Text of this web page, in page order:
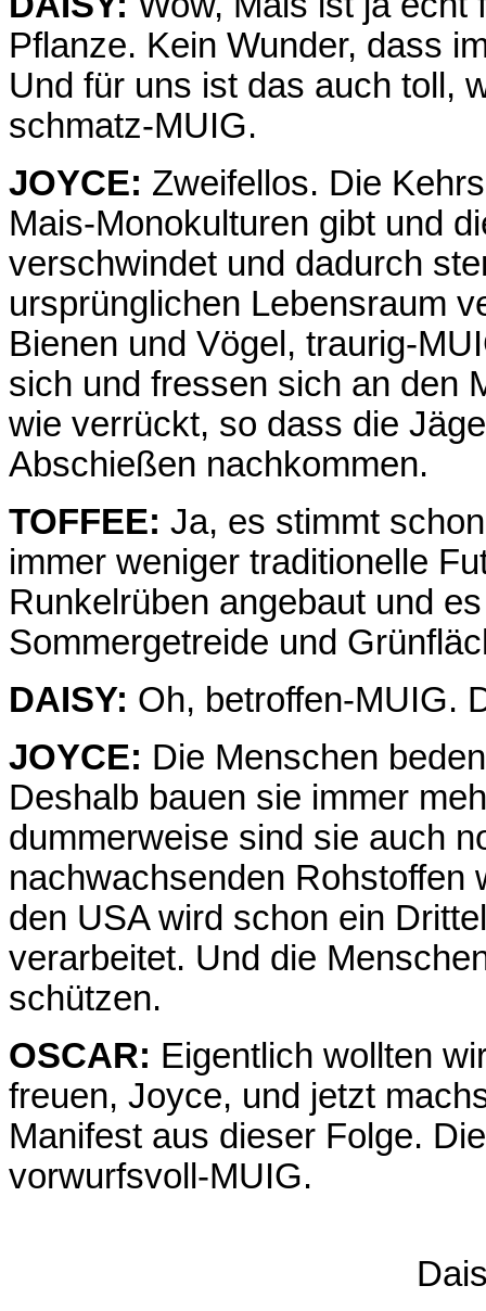
Pflanze. Kein Wunder, dass
Und für uns ist das auch toll,
schmatz-MUIG.
JOYCE: Zweifellos. Die
Mais-Monokulturen gibt und
verschwindet und dadurch
ursprünglichen Lebensraum
Bienen und Vögel, traurig-
sich und fressen sich an den
wie verrückt, so dass die
Abschießen nachkommen.
TOFFEE: Ja, es stimmt
immer weniger traditionelle
Runkelrüben angebaut und
Sommergetreide und
DAISY: Oh, betroffen-MUIG.
JOYCE: Die Menschen
Deshalb bauen sie immer
dummerweise sind sie auch
nachwachsenden Rohstoffen
den USA wird schon ein
verarbeitet. Und die
schützen.
OSCAR: Eigentlich wollten
freuen, Joyce, und jetzt
Manifest aus dieser Folge.
vorwurfsvoll-MUIG.